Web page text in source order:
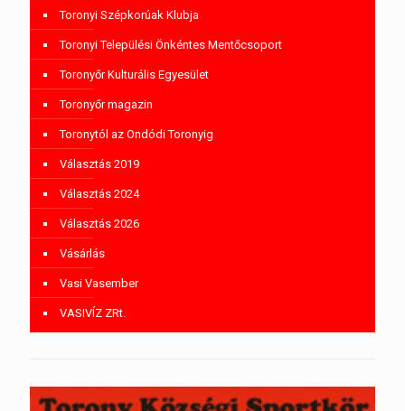
Toronyi Szépkorúak Klubja
Toronyi Települési Önkéntes Mentőcsoport
Toronyőr Kulturális Egyesület
Toronyőr magazin
Toronytól az Ondódi Toronyig
Választás 2019
Választás 2024
Választás 2026
Vásárlás
Vasi Vasember
VASIVÍZ ZRt.